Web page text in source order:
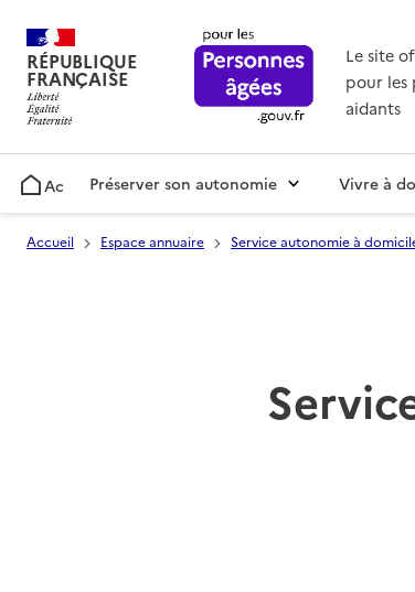
RÉPUBLIQUE
FRANÇAISE
Le site
pour les
aidants
AccueilPréserver son autonomie Vivre à
Accueil Espace annuaire Service autonomie à